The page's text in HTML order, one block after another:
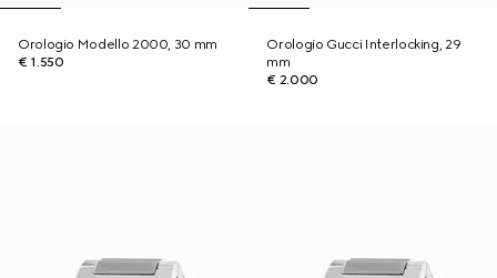
Orologio Modello 2000, 30 mm
€ 1.550
Orologio Gucci Interlocking, 29
mm
€ 2.000